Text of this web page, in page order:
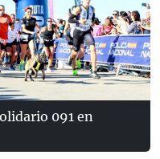
091 en